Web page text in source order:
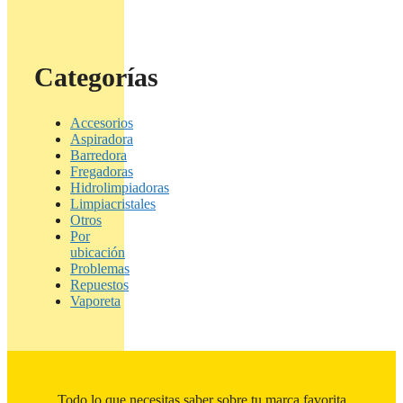
Categorías
Accesorios
Aspiradora
Barredora
Fregadoras
Hidrolimpiadoras
Limpiacristales
Otros
Por
ubicación
Problemas
Repuestos
Vaporeta
Todo lo que necesitas saber sobre tu marca favorita